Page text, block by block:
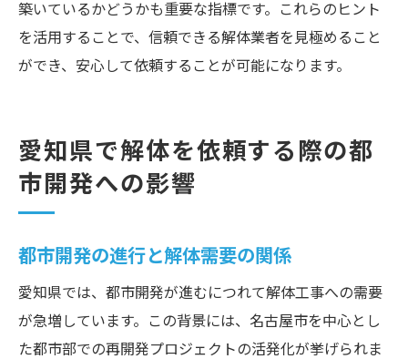
築いているかどうかも重要な指標です。これらのヒント
を活用することで、信頼できる解体業者を見極めること
ができ、安心して依頼することが可能になります。
愛知県で解体を依頼する際の都
市開発への影響
都市開発の進行と解体需要の関係
愛知県では、都市開発が進むにつれて解体工事への需要
が急増しています。この背景には、名古屋市を中心とし
た都市部での再開発プロジェクトの活発化が挙げられま